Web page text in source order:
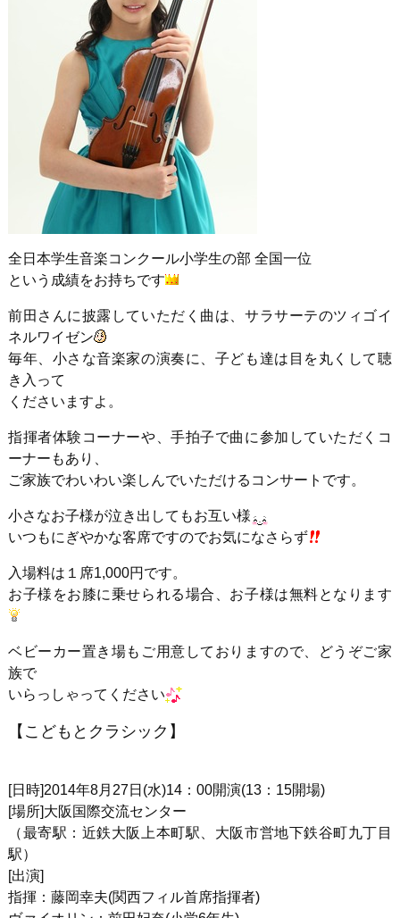
全日本学生音楽コンクール小学生の部 全国一位
という成績をお持ちです
前田さんに披露していただく曲は、サラサーテのツィゴイ
ネルワイゼン
毎年、小さな音楽家の演奏に、子ども達は目を丸くして聴
き入って
くださいますよ。
指揮者体験コーナーや、手拍子で曲に参加していただくコ
ーナーもあり、
ご家族でわいわい楽しんでいただけるコンサートです。
小さなお子様が泣き出してもお互い様
いつもにぎやかな客席ですのでお気になさらず
入場料は１席1,000円です。
お子様をお膝に乗せられる場合、お子様は無料となります
ベビーカー置き場もご用意しておりますので、どうぞご家
族で
いらっしゃってください
【こどもとクラシック】
[日時]2014年8月27日(水)14：00開演(13：15開場)
[場所]大阪国際交流センター
（最寄駅：近鉄大阪上本町駅、大阪市営地下鉄谷町九丁目
駅）
[出演]
指揮：藤岡幸夫(関西フィル首席指揮者)